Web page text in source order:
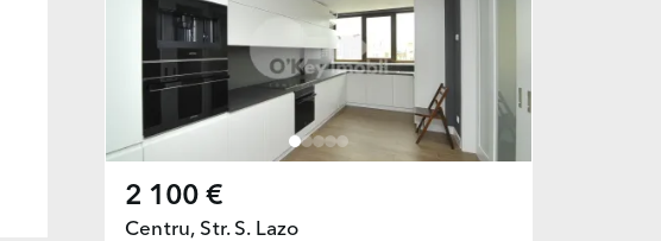
2 100 €
Centru, Str. S. Lazo